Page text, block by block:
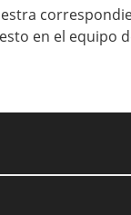
en el equipo